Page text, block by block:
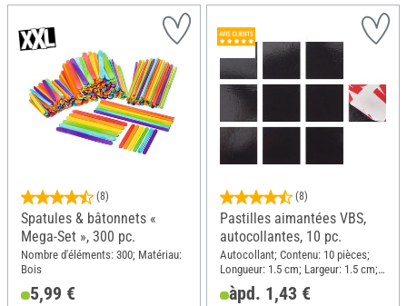
(8)
Spatules & bâtonnets «
Mega-Set », 300 pc.
Nombre d'éléments: 300; Matériau:
Bois
5,99 €
(8)
Pastilles aimantées VBS,
autocollantes, 10 pc.
Autocollant; Contenu: 10 pièces;
Longueur: 1.5 cm; Largeur: 1.5 cm;
Matériau: Plastique
àpd. 1,43 €